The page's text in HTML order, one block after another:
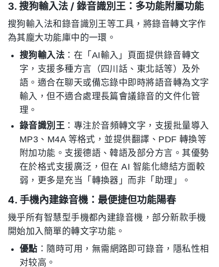
3. 搜狗輸入法 / 錄音識別王：多功能附屬功能
搜狗輸入法和錄音識別王等工具，將錄音轉文字作
為其龐大功能庫中的一環。
搜狗輸入法 ：在「AI輸入」頁面提供錄音轉文
字，支援多種方言（四川話、東北話等）及外
語。適合在聊天或備忘錄中即時將語音轉為文字
輸入，但不適合處理長篇會議錄音的文件化管
理。
錄音識別王 ：專注於音頻轉文字，支援批量導入
MP3、M4A 等格式，並提供翻譯、PDF 轉換等
附加功能。支援德語、韓語及部分方言。其優勢
在於格式支援廣泛，但在 AI 智能化總結方面較
弱，更多是充当「轉換器」而非「助理」。
4. 手機內建錄音機：最便捷但功能陽春
幾乎所有智慧型手機都內建錄音機，部分新款手機
開始加入簡單的轉文字功能。
優點 ：隨時可用，無需網路即可錄音，隱私性相
对较高。